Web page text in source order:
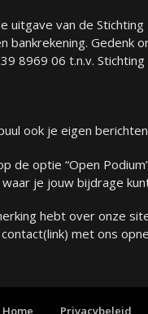
uitgave van de
bankrekening. Gedenk
8969 06 t.n.v. Stichting
ook je eigen
de optie “Open
je jouw bijdrage
hebt over onze
contact(link) met ons
Home Privacybeleid